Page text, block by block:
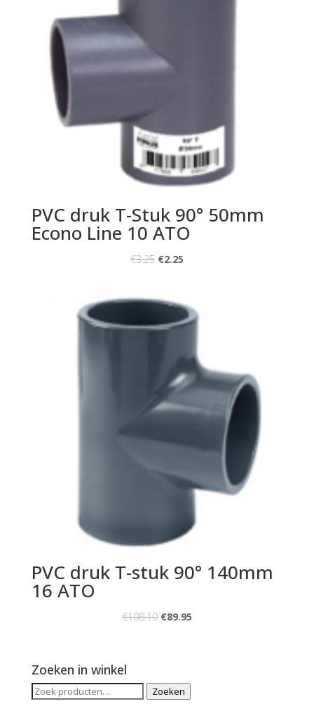
PVC druk T-Stuk 90° 50mm
Econo Line 10 ATO
€3.25 €2.25
PVC druk T-stuk 90° 140mm
16 ATO
€108.10 €89.95
Zoeken in winkel
Zoeken
Zoeken